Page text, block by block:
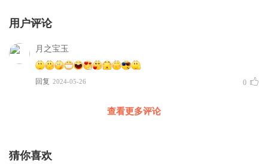
用户评论
月之宝玉
回复 2024-05-26 0
查看更多评论
猜你喜欢